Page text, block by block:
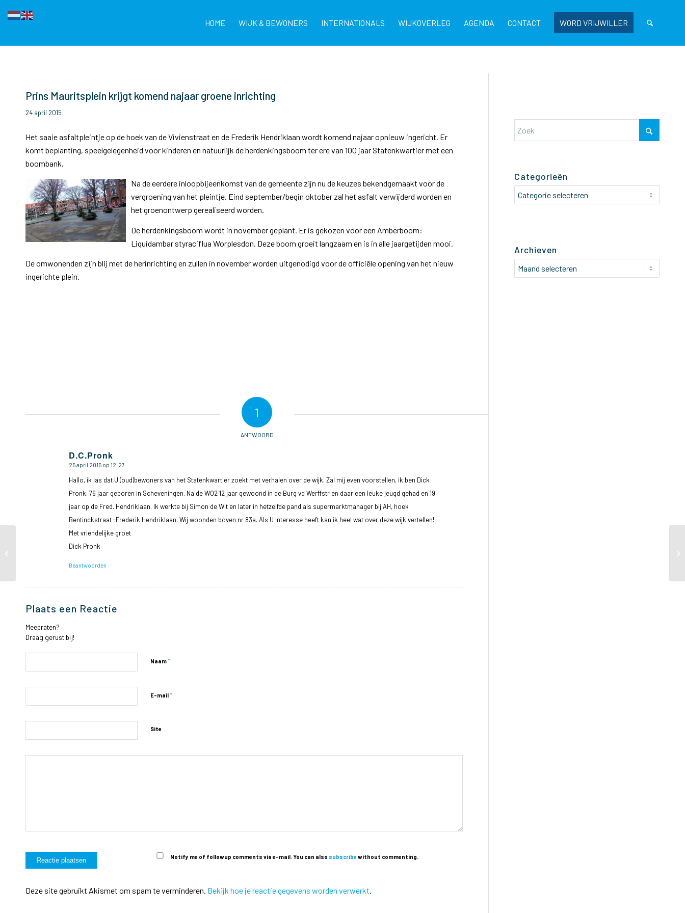
HOME WIJK & BEWONERS INTERNATIONALS WIJKOVERLEG AGENDA CONTACT WORD VRIJWILLER
Prins Mauritsplein krijgt komend najaar groene inrichting
24 april 2015
Het saaie asfaltpleintje op de hoek van de Vivienstraat en de Frederik Hendriklaan wordt komend najaar opnieuw ingericht. Er
komt beplanting, speelgelegenheid voor kinderen en natuurlijk de herdenkingsboom ter ere van 100 jaar Statenkwartier met een
boombank.
Na de eerdere inloopbijeenkomst van de gemeente zijn nu de keuzes bekendgemaakt voor de
vergroening van het pleintje. Eind september/begin oktober zal het asfalt verwijderd worden en
het groenontwerp gerealiseerd worden.
De herdenkingsboom wordt in november geplant. Er is gekozen voor een Amberboom:
Liquidambar styraciflua Worplesdon. Deze boom groeit langzaam en is in alle jaargetijden mooi.
De omwonenden zijn blij met de herinrichting en zullen in november worden uitgenodigd voor de officiële opening van het nieuw
ingerichte plein.
1
ANTWOORD
D.C.Pronk
zegt:
25 april 2015 op 12:27
Hallo, ik las dat U (oud)bewoners van het Statenkwartier zoekt met verhalen over de wijk. Zal mij even voorstellen, ik ben Dick
Pronk, 76 jaar geboren in Scheveningen. Na de WO2 12 jaar gewoond in de Burg vd Werffstr en daar een leuke jeugd gehad en 19
jaar op de Fred. Hendriklaan. Ik werkte bij Simon de Wit en later in hetzelfde pand als supermarktmanager bij AH, hoek
Bentinckstraat -Frederik Hendriklaan. Wij woonden boven nr 83a. Als U interesse heeft kan ik heel wat over deze wijk vertellen!
Met vriendelijke groet
Dick Pronk
Beantwoorden
Plaats een Reactie
Meepraten?
Draag gerust bij!
Naam*
E-mail*
Site
Notify me of followup comments via e-mail. You can also subscribewithout commenting.
Deze site gebruikt Akismet om spam te verminderen. Bekijk hoe je reactie gegevens worden verwerkt.
Categorieën
Categorieën
Archieven
Twee mooie posters
van Maarten Ruijters ter